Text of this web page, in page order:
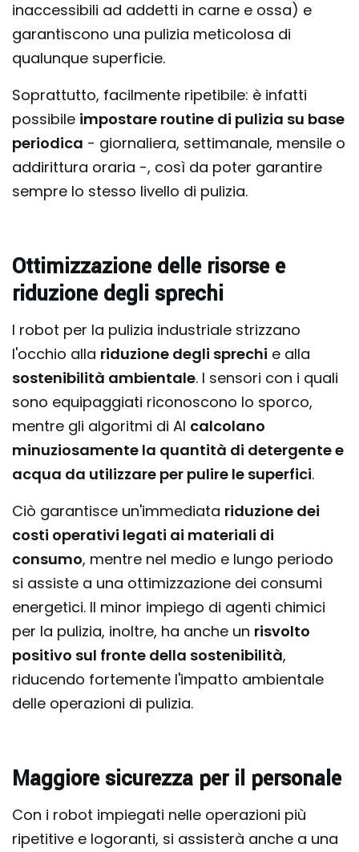
inaccessibili ad addetti in carne e ossa) e
garantiscono una pulizia meticolosa di
qualunque superficie.
Soprattutto, facilmente ripetibile: è infatti
possibile impostare routine di pulizia su base
periodica - giornaliera, settimanale, mensile o
addirittura oraria -, così da poter garantire
sempre lo stesso livello di pulizia.
Ottimizzazione delle risorse e
riduzione degli sprechi
I robot per la pulizia industriale strizzano
l'occhio alla riduzione degli sprechi e alla
sostenibilità ambientale. I sensori con i quali
sono equipaggiati riconoscono lo sporco,
mentre gli algoritmi di AI calcolano
minuziosamente la quantità di detergente e
acqua da utilizzare per pulire le superfici.
Ciò garantisce un'immediata riduzione dei
costi operativi legati ai materiali di
consumo, mentre nel medio e lungo periodo
si assiste a una ottimizzazione dei consumi
energetici. Il minor impiego di agenti chimici
per la pulizia, inoltre, ha anche un risvolto
positivo sul fronte della sostenibilità,
riducendo fortemente l'impatto ambientale
delle operazioni di pulizia.
Maggiore sicurezza per il personale
Con i robot impiegati nelle operazioni più
ripetitive e logoranti, si assisterà anche a una